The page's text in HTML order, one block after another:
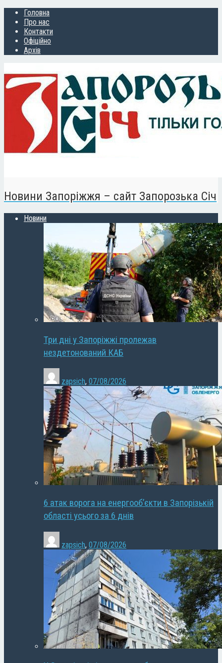
Головна
Про нас
Контакти
Офіційно
Архів
Новини Запоріжжя – сайт Запорозька Січ
Новини
Три дні у Запоріжжі пролежав
нездетонований КАБ
zapsich, 07/08/2026
6 атак ворога на енергооб’єкти в Запорізькій
області усього за 6 днів
zapsich, 07/08/2026